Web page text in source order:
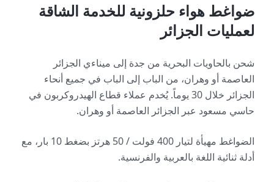
ضواغط هواء حلزونية للخدمة الشاقة
لعمليات الجزائر
شحن بالحاويات البحرية من جدة إلى ميناءي الجزائر
العاصمة أو وهران، من الباب إلى الباب في جميع أنحاء
الجزائر خلال 30 يوماً. يُخدم عملاء قطاع الهيدروكربون في
حاسي مسعود عبر الجزائر العاصمة أو وهران.
الضواغط مهيأة لتيار 400 فولت / 50 هرتز بضغط 10 بار، مع
أدلة ثنائية اللغة بالعربية والفرنسية.